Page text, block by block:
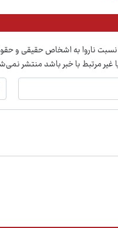
نسبت ناروا به اشخاص حقیقی و
غیر مرتبط با خبر باشد منتشر